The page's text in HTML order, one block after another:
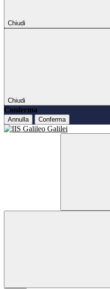
Chiudi
Chiudi
Conferma
Annulla Conferma